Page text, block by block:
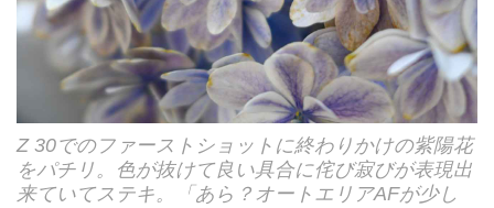
Z 30でのファーストショットに終わりかけの紫陽花
をパチリ。色が抜けて良い具合に侘び寂びが表現出
来ていてステキ。「あら？オートエリアAFが少し